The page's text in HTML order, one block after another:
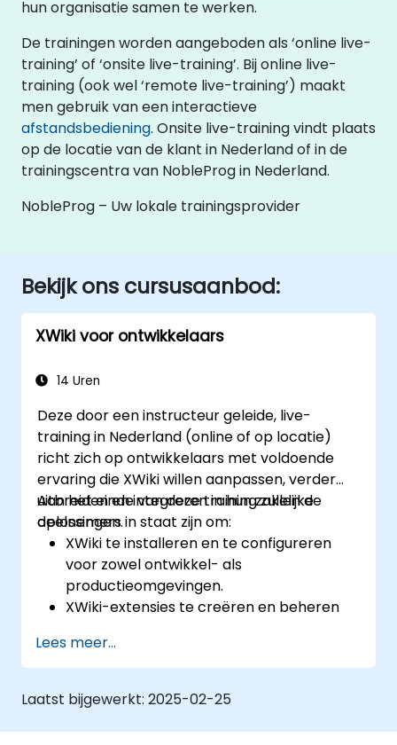
hun organisatie samen te werken.
De trainingen worden aangeboden als ‘online live-
training’ of ‘onsite live-training’. Bij online live-
training (ook wel ‘remote live-training’) maakt
men gebruik van een interactieve
afstandsbediening. Onsite live-training vindt plaats
op de locatie van de klant in Nederland of in de
trainingscentra van NobleProg in Nederland.
NobleProg – Uw lokale trainingsprovider
Bekijk ons cursusaanbod:
XWiki voor ontwikkelaars
14 Uren
Deze door een instructeur geleide, live-
training in Nederland (online of op locatie)
richt zich op ontwikkelaars met voldoende
ervaring die XWiki willen aanpassen, verder
uitbreiden en integreren in hun zakelijke
oplossingen.
Aan het einde van deze training zullen de
deelnemers in staat zijn om:
XWiki te installeren en te configureren
voor zowel ontwikkel- als
productieomgevingen.
XWiki-extensies te creëren en beheren
Specifieke toepassingen te ontwikkelen
binnen het XWiki-ecosysteem.
XWiki te koppelen aan externe systemen
en databases.
Lees meer...
Laatst bijgewerkt: 2025-02-25